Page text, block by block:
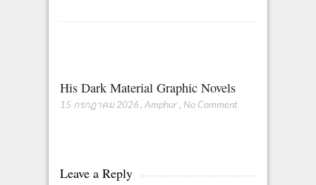
His Dark Material Graphic Novels
15 กรกฎาคม 2026 , Amphur , No Comment
Leave a Reply